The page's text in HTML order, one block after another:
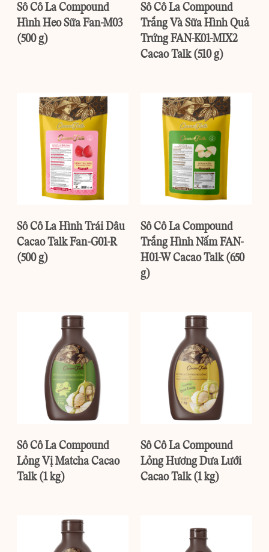
Sô Cô La Compound
Hình Heo Sữa Fan-M03
(500 g)
Sô Cô La Compound
Trắng Và Sữa Hình Quả
Trứng FAN-K01-MIX2
Cacao Talk (510 g)
Sô Cô La Hình Trái Dâu
Cacao Talk Fan-G01-R
(500 g)
Sô Cô La Compound
Trắng Hình Nấm FAN-
H01-W Cacao Talk (650
g)
Sô Cô La Compound
Lỏng Vị Matcha Cacao
Talk (1 kg)
Sô Cô La Compound
Lỏng Hương Dưa Lưới
Cacao Talk (1 kg)